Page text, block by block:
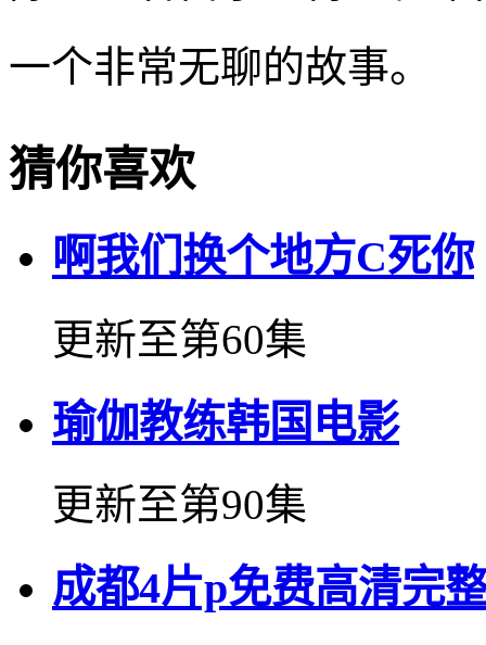
一个非常无聊的故事。
猜你喜欢
啊我们换个地方C死你
更新至第60集
瑜伽教练韩国电影
更新至第90集
成都4片p免费高清完